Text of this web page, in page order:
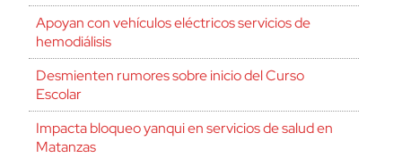
Apoyan con vehículos eléctricos servicios de
hemodiálisis
Desmienten rumores sobre inicio del Curso
Escolar
Impacta bloqueo yanqui en servicios de salud en
Matanzas